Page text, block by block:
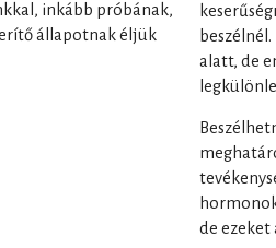
inkább próbának,
állapotnak éljük
alatt, de
de ezeket